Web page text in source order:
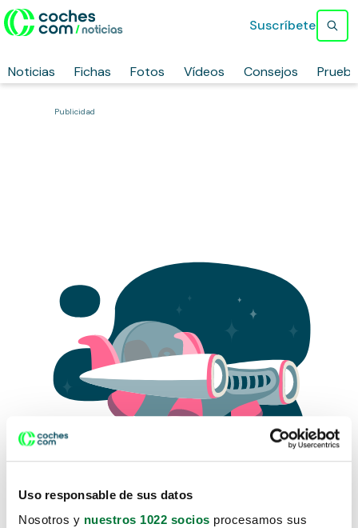
Uso responsable de sus datos
Nosotros y nuestros 1022 socios procesamos sus
Noticias Fichas Fotos Vídeos Consejos
Suscríbete
Publicidad